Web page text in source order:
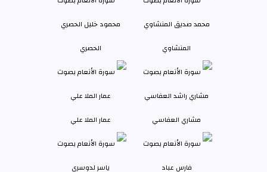
المنشاوي الحصري
مشاري العفاسي عمار الملا علي